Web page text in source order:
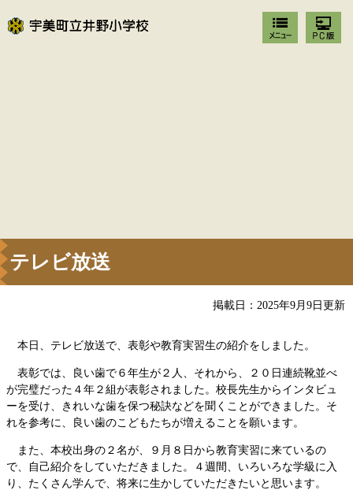
テレビ放送
掲載日：2025年9月9日更新
本日、テレビ放送で、表彰や教育実習生の紹介をしました。
表彰では、良い歯で６年生が２人、それから、２０日連続靴並べ
が完璧だった４年２組が表彰されました。校長先生からインタビュ
ーを受け、きれいな歯を保つ秘訣などを聞くことができました。そ
れを参考に、良い歯のこどもたちが増えることを願います。
また、本校出身の２名が、９月８日から教育実習に来ているの
で、自己紹介をしていただきました。４週間、いろいろな学級に入
り、たくさん学んで、将来に生かしていただきたいと思います。